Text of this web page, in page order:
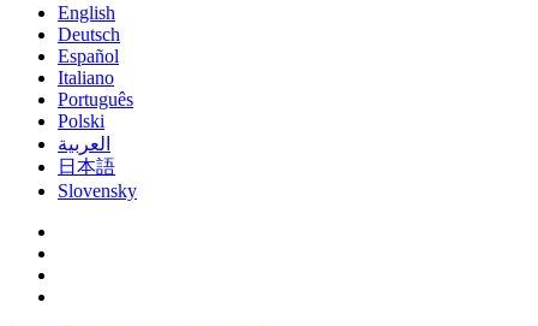
English
Deutsch
Español
Italiano
Português
Polski
العربية
日本語
Slovensky